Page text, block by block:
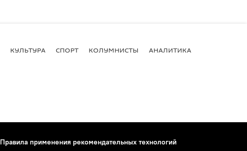
КУЛЬТУРА СПОРТ КОЛУМНИСТЫ АНАЛИТИКА
Правила применения рекомендательных технологий